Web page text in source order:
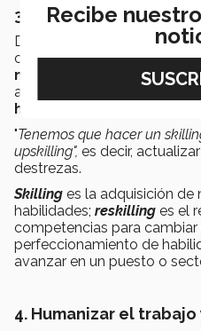
3. Apostar por elskilling
De acuerdo con Zepeda, no
cambio orgánico en el
necesario actuar con
a estudiantes como a
habilidades que requiere
"Tenemos que hacer un
upskilling", es decir,
destrezas.
Skilling es la adquisición de
habilidades; reskilling es el
competencias para cambiar
perfeccionamiento de
avanzar en un puesto o
4. Humanizar el
Recibe